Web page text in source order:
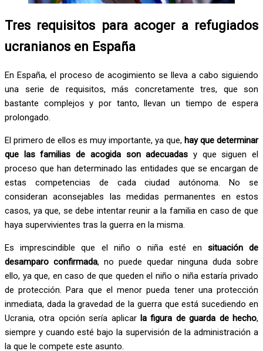
Tres requisitos para acoger a refugiados
ucranianos en España
En España, el proceso de acogimiento se lleva a cabo siguiendo
una serie de requisitos, más concretamente tres, que son
bastante complejos y por tanto, llevan un tiempo de espera
prolongado.
El primero de ellos es muy importante, ya que, hay que determinar
que las familias de acogida son adecuadas y que siguen el
proceso que han determinado las entidades que se encargan de
estas competencias de cada ciudad autónoma. No se
consideran aconsejables las medidas permanentes en estos
casos, ya que, se debe intentar reunir a la familia en caso de que
haya supervivientes tras la guerra en la misma.
Es imprescindible que el niño o niña esté en situación de
desamparo confirmada, no puede quedar ninguna duda sobre
ello, ya que, en caso de que queden el niño o niña estaría privado
de protección. Para que el menor pueda tener una protección
inmediata, dada la gravedad de la guerra que está sucediendo en
Ucrania, otra opción sería aplicar la figura de guarda de hecho,
siempre y cuando esté bajo la supervisión de la administración a
la que le compete este asunto.